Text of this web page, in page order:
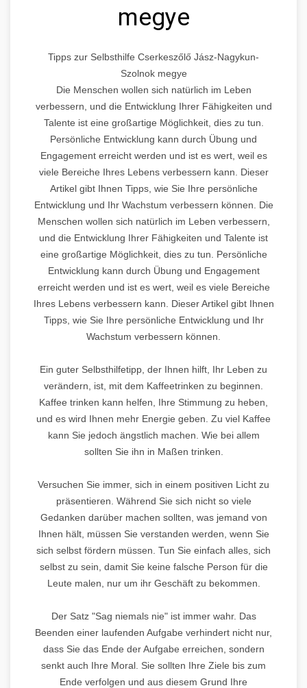
megye
Tipps zur Selbsthilfe Cserkeszőlő Jász-Nagykun-
Szolnok megye
Die Menschen wollen sich natürlich im Leben
verbessern, und die Entwicklung Ihrer Fähigkeiten und
Talente ist eine großartige Möglichkeit, dies zu tun.
Persönliche Entwicklung kann durch Übung und
Engagement erreicht werden und ist es wert, weil es
viele Bereiche Ihres Lebens verbessern kann. Dieser
Artikel gibt Ihnen Tipps, wie Sie Ihre persönliche
Entwicklung und Ihr Wachstum verbessern können. Die
Menschen wollen sich natürlich im Leben verbessern,
und die Entwicklung Ihrer Fähigkeiten und Talente ist
eine großartige Möglichkeit, dies zu tun. Persönliche
Entwicklung kann durch Übung und Engagement
erreicht werden und ist es wert, weil es viele Bereiche
Ihres Lebens verbessern kann. Dieser Artikel gibt Ihnen
Tipps, wie Sie Ihre persönliche Entwicklung und Ihr
Wachstum verbessern können.
Ein guter Selbsthilfetipp, der Ihnen hilft, Ihr Leben zu
verändern, ist, mit dem Kaffeetrinken zu beginnen.
Kaffee trinken kann helfen, Ihre Stimmung zu heben,
und es wird Ihnen mehr Energie geben. Zu viel Kaffee
kann Sie jedoch ängstlich machen. Wie bei allem
sollten Sie ihn in Maßen trinken.
Versuchen Sie immer, sich in einem positiven Licht zu
präsentieren. Während Sie sich nicht so viele
Gedanken darüber machen sollten, was jemand von
Ihnen hält, müssen Sie verstanden werden, wenn Sie
sich selbst fördern müssen. Tun Sie einfach alles, sich
selbst zu sein, damit Sie keine falsche Person für die
Leute malen, nur um ihr Geschäft zu bekommen.
Der Satz "Sag niemals nie" ist immer wahr. Das
Beenden einer laufenden Aufgabe verhindert nicht nur,
dass Sie das Ende der Aufgabe erreichen, sondern
senkt auch Ihre Moral. Sie sollten Ihre Ziele bis zum
Ende verfolgen und aus diesem Grund Ihre